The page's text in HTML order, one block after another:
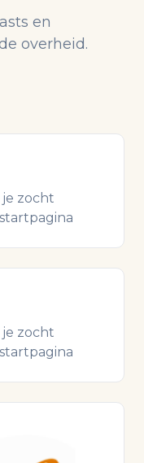
en
overheid.
je zocht
je zocht